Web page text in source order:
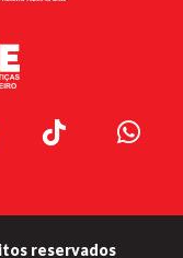
TikTok
reservados